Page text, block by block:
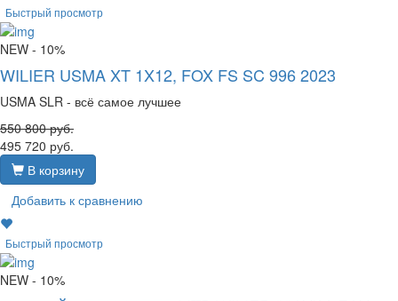
Быстрый просмотр
NEW - 10%
WILIER USMA XT 1X12, FOX FS SC 996 2023
USMA SLR - всё самое лучшее
550 800руб.
495 720 руб.
В корзину
Добавить к сравнению
Быстрый просмотр
NEW - 10%